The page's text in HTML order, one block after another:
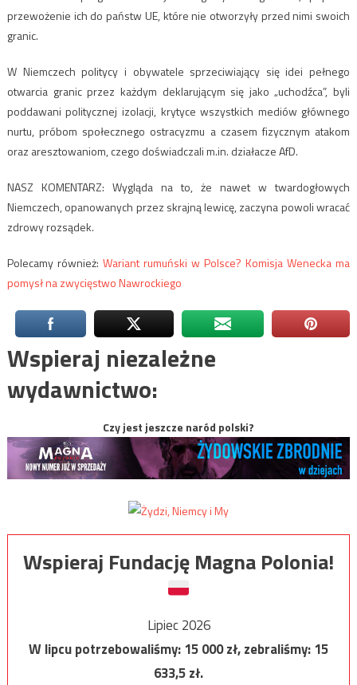
przewożenie ich do państw UE, które nie otworzyły przed nimi swoich
granic.
W Niemczech politycy i obywatele sprzeciwiający się idei pełnego
otwarcia granic przez każdym deklarującym się jako „uchodźca”, byli
poddawani politycznej izolacji, krytyce wszystkich mediów głównego
nurtu, próbom społecznego ostracyzmu a czasem fizycznym atakom
oraz aresztowaniom, czego doświadczali m.in. działacze AfD.
NASZ KOMENTARZ: Wygląda na to, że nawet w twardogłowych
Niemczech, opanowanych przez skrajną lewicę, zaczyna powoli wracać
zdrowy rozsądek.
Polecamy również: Wariant rumuński w Polsce? Komisja Wenecka ma
pomysł na zwycięstwo Nawrockiego
Wspieraj niezależne
wydawnictwo:
Czy jest jeszcze naród polski?
Wspieraj Fundację Magna Polonia!
Lipiec 2026
W lipcu potrzebowaliśmy:15 000zł, zebraliśmy:15
633,5zł.